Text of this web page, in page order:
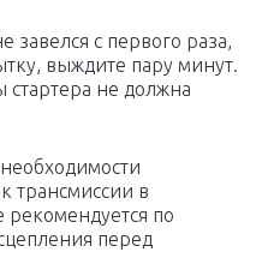
с первого раза,
выждите пару минут.
стартера не должна
трансмиссии в
рекомендуется по
перед